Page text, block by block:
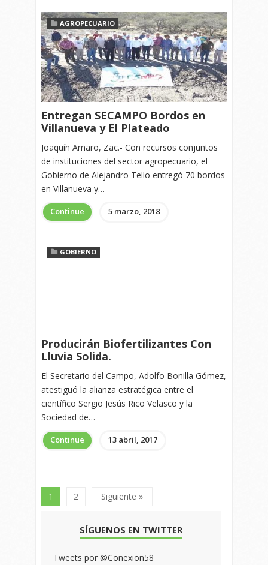
AGROPECUARIO
Entregan SECAMPO Bordos en
Villanueva y El Plateado
Joaquín Amaro, Zac.- Con recursos conjuntos
de instituciones del sector agropecuario, el
Gobierno de Alejandro Tello entregó 70 bordos
en Villanueva y…
Continue 5 marzo, 2018
GOBIERNO
Producirán Biofertilizantes Con
Lluvia Solida.
El Secretario del Campo, Adolfo Bonilla Gómez,
atestiguó la alianza estratégica entre el
científico Sergio Jesús Rico Velasco y la
Sociedad de…
Continue 13 abril, 2017
1 2 Siguiente »
SÍGUENOS EN TWITTER
Tweets por @Conexion58